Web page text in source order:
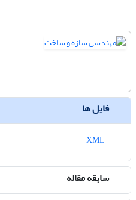
فایل ها
سابقه مقاله